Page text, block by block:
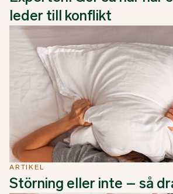
leder till konflikt
ARTIKEL
Störning eller inte – så